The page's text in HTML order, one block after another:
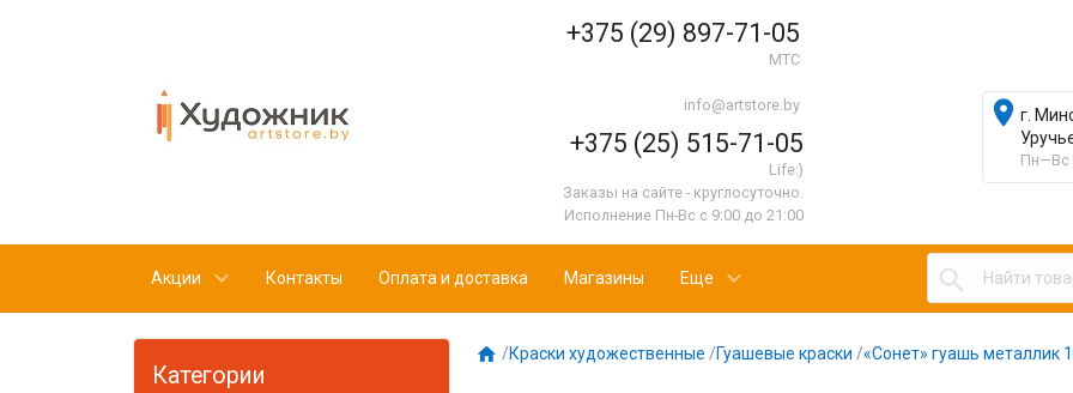
+375 (29) 897-71-05
МТС
info@artstore.by
+375 (25) 515-71-05
Life:)
Заказы на сайте - круглосуточно.
Исполнение Пн-Вс с 9:00 до 21:00
г.
Пн—Вс
Акции Контакты Оплата и доставка Магазины Еще 
Категории
 /Краски художественные /Гуашевые краски /«Сонет» гуашь металлик